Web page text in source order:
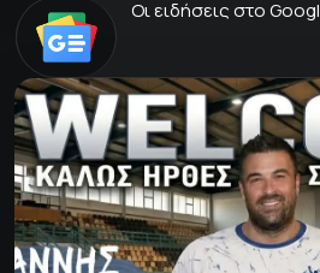
Οι ειδήσεις στο